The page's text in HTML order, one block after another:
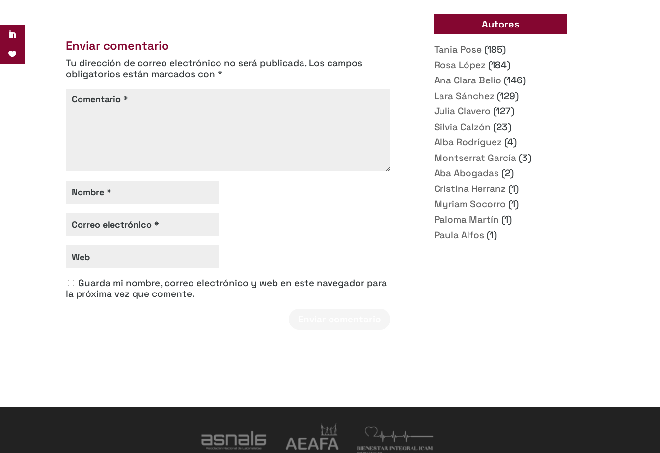
Enviar comentario
Tu dirección de correo electrónico no será publicada. Los campos
obligatorios están marcados con *
Guarda mi nombre, correo electrónico y web en este navegador para
la próxima vez que comente.
Autores
Tania Pose (185)
Rosa López (184)
Ana Clara Belío (146)
Lara Sánchez (129)
Julia Clavero (127)
Silvia Calzón (23)
Alba Rodríguez (4)
Montserrat García (3)
Aba Abogadas (2)
Cristina Herranz (1)
Myriam Socorro (1)
Paloma Martín (1)
Paula Alfos (1)